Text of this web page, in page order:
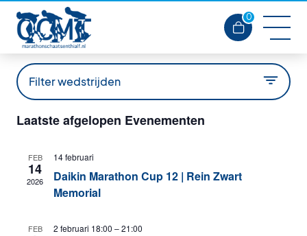
0
Filter wedstrijden
Alle wedstrijden
Laatste afgelopen Evenementen
FEB
14
2026
14 februari
Daikin Marathon Cup 12 | Rein Zwart
Memorial
FEB 2 februari 18:00 –21:00